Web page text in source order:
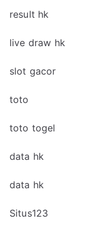
result hk
live draw hk
slot gacor
toto
toto togel
data hk
data hk
Situs123